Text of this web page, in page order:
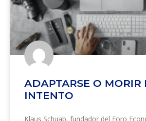
ADAPTARSE O MORIR
INTENTO
Klaus Schuab, fundador del Foro